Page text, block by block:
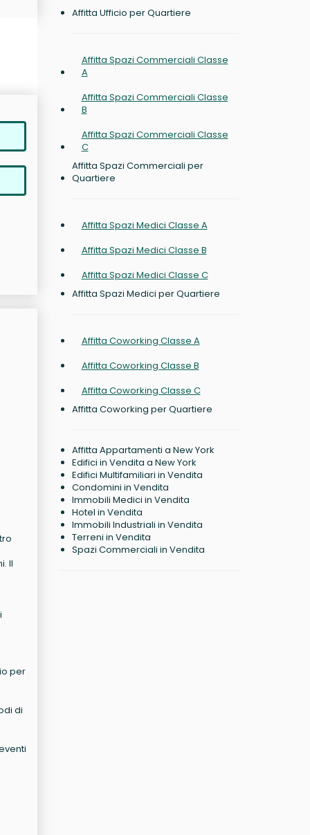
Il
per
di
Affitta Ufficio per Quartiere
Affitta Spazi Commerciali Classe
A
Affitta Spazi Commerciali Classe
B
Affitta Spazi Commerciali Classe
C
Affitta Spazi Commerciali per
Quartiere
Affitta Spazi Medici Classe A
Affitta Spazi Medici Classe B
Affitta Spazi Medici Classe C
Affitta Spazi Medici per Quartiere
Affitta Coworking Classe A
Affitta Coworking Classe B
Affitta Coworking Classe C
Affitta Coworking per Quartiere
Affitta Appartamenti a New York
Edifici in Vendita a New York
Edifici Multifamiliari in Vendita
Condomini in Vendita
Immobili Medici in Vendita
Hotel in Vendita
Immobili Industriali in Vendita
Terreni in Vendita
Spazi Commerciali in Vendita